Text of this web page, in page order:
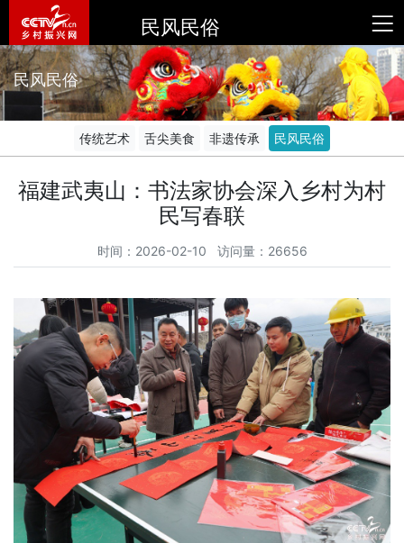
民风民俗
民风民俗
传统艺术 舌尖美食 非遗传承 民风民俗
福建武夷山：书法家协会深入乡村为村
民写春联
时间：2026-02-10 访问量：26656